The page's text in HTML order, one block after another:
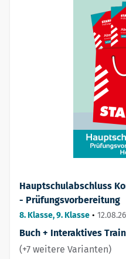
Hauptschulabschluss
- Prüfungsvorbereitung
8. Klasse, 9. Klasse • 12.08.26
Buch + Interaktives
(+7 weitere Varianten)